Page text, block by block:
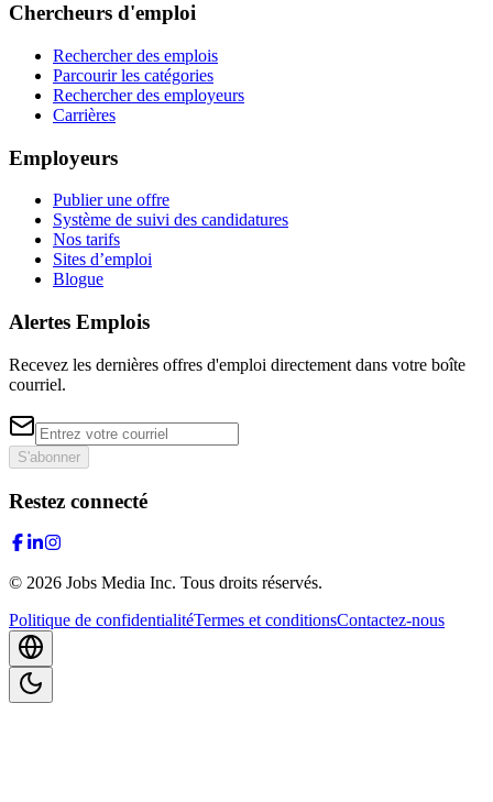
Chercheurs d'emploi
Rechercher des emplois
Parcourir les catégories
Rechercher des employeurs
Carrières
Employeurs
Publier une offre
Système de suivi des candidatures
Nos tarifs
Sites d’emploi
Blogue
Alertes Emplois
Recevez les dernières offres d'emploi directement dans votre boîte
courriel.
S'abonner
Restez connecté
© 2026 Jobs Media Inc. Tous droits réservés.
Politique de confidentialitéTermes et conditionsContactez-nous